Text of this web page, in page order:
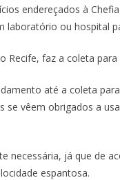
endereçados à
laboratório ou hospital
Recife, faz a coleta
até a coleta
vêem obrigados a
necessária, já que de
espantosa.